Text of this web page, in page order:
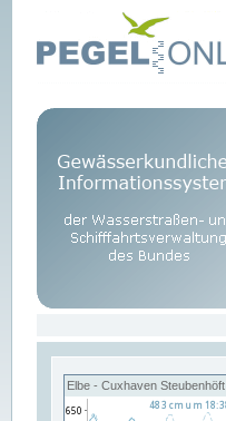
Elbe - Cuxhaven Steubenhöft